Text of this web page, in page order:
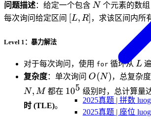
2025真题 | 拼数
2025真题 | 座位
问题描述：给定一个包含 N
N 个元素的数组
每次询问给定区间 [L,
[L, R] ，求该区间内所
Level 1：暴力解法
对于每次询问，使用 for 循环从 L
L
复杂度：单次询问 O(N)
O(N)，总复杂度
N, M 都在 10^5
105 级别时，总计算量
时 (TLE)。